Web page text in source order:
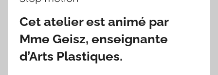
Cet atelier est animé par
Mme Geisz, enseignante
d’Arts Plastiques.